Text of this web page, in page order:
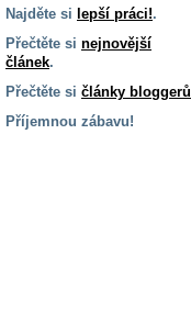
Najděte si lepší práci!.
Přečtěte si nejnovější
článek.
Přečtěte si články bloggerů
Příjemnou zábavu!